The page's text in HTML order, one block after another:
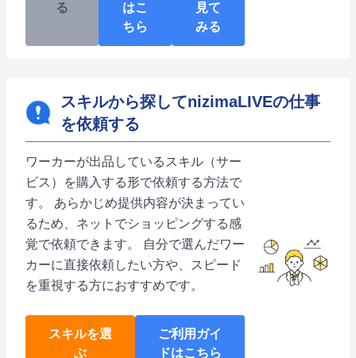
る
はこ
ちら
見て
みる
スキルから探してnizimaLIVEの仕事
を依頼する
ワーカーが出品しているスキル（サー
ビス）を購入する形で依頼する方法で
す。 あらかじめ提供内容が決まってい
るため、ネットでショッピングする感
覚で依頼できます。 自分で選んだワー
カーに直接依頼したい方や、スピード
を重視する方におすすめです。
スキルを選
ぶ
ご利用ガイ
ドはこちら